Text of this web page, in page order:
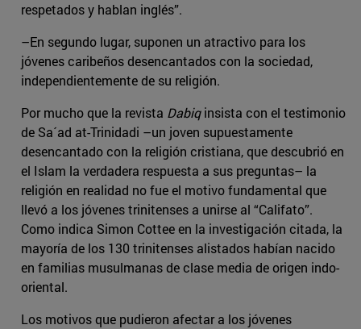
respetados y hablan inglés”.
–En segundo lugar, suponen un atractivo para los
jóvenes caribeños desencantados con la sociedad,
independientemente de su religión.
Por mucho que la revista Dabiqinsista con el testimonio
de Sa´ad at-Trinidadi –un joven supuestamente
desencantado con la religión cristiana, que descubrió en
el Islam la verdadera respuesta a sus preguntas– la
religión en realidad no fue el motivo fundamental que
llevó a los jóvenes trinitenses a unirse al “Califato”.
Como indica Simon Cottee en la investigación citada, la
mayoría de los 130 trinitenses alistados habían nacido
en familias musulmanas de clase media de origen indo-
oriental.
Los motivos que pudieron afectar a los jóvenes